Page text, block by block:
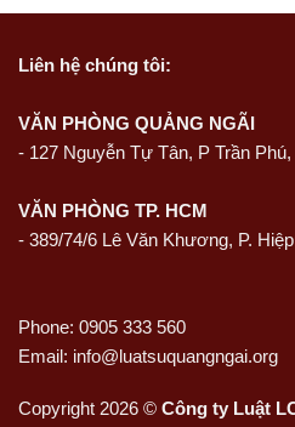
Liên hệ chúng tôi:
VĂN PHÒNG QUẢNG NGÃI
- 127 Nguyễn Tự Tân, P Trần
VĂN PHÒNG TP. HCM
- 389/74/6 Lê Văn Khương, P.
Phone: 0905 333 560
Email: info@luatsuquangngai.org
Copyright 2026 © Công ty Luật